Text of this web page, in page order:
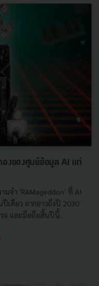
งของศูนย์ข้อมูล AI แต่
จำ 'RAMageddon' ที่ AI
เดียว ลากยาวถึงปี 2030
และมือถือสิ้นปีนี้...